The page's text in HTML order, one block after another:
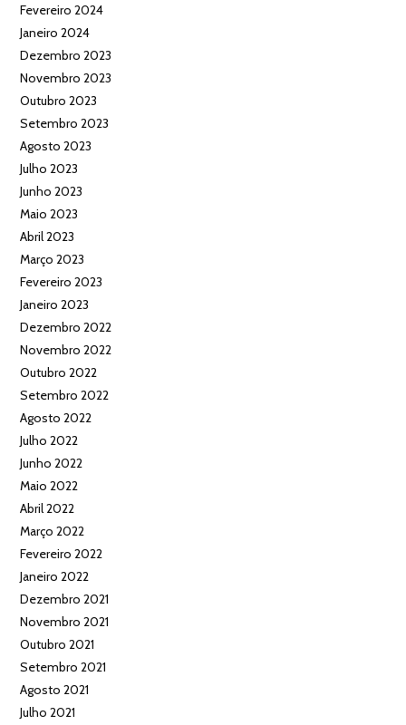
Fevereiro 2024
Janeiro 2024
Dezembro 2023
Novembro 2023
Outubro 2023
Setembro 2023
Agosto 2023
Julho 2023
Junho 2023
Maio 2023
Abril 2023
Março 2023
Fevereiro 2023
Janeiro 2023
Dezembro 2022
Novembro 2022
Outubro 2022
Setembro 2022
Agosto 2022
Julho 2022
Junho 2022
Maio 2022
Abril 2022
Março 2022
Fevereiro 2022
Janeiro 2022
Dezembro 2021
Novembro 2021
Outubro 2021
Setembro 2021
Agosto 2021
Julho 2021